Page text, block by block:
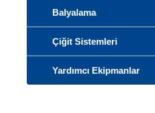
Balyalama
Çiğit Sistemleri
Yardımcı Ekipmanlar